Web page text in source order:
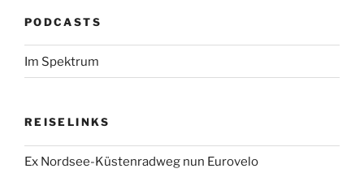
PODCASTS
Im Spektrum
REISELINKS
Ex Nordsee-Küstenradweg nun Eurovelo